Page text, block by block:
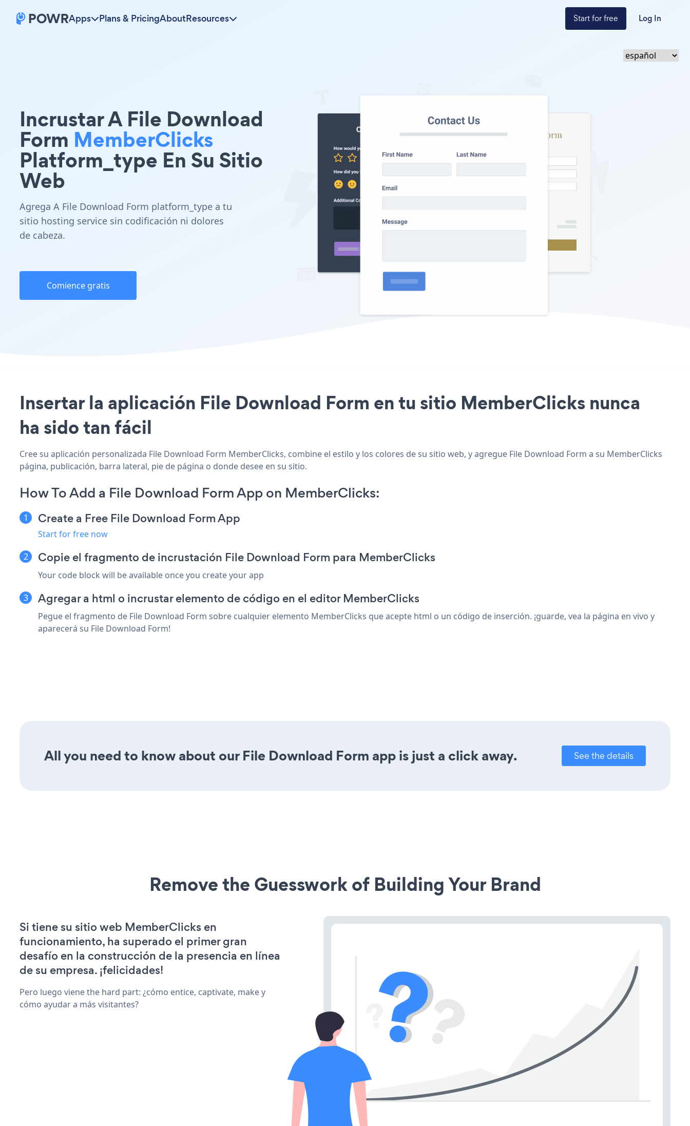
Apps Plans & PricingAboutResources Start for free Log In
Incrustar A File Download
Form MemberClicks
Platform_type En Su Sitio
Web
Agrega A File Download Form platform_type a tu
sitio hosting service sin codificación ni dolores
de cabeza.
Comience gratis
Insertar la aplicación File Download Form en tu sitio MemberClicks nunca
ha sido tan fácil
Cree su aplicación personalizada File Download Form MemberClicks, combine el estilo y los colores de su sitio web, y agregue File Download Form a su MemberClicks
página, publicación, barra lateral, pie de página o donde desee en su sitio.
How To Add a File Download Form App on MemberClicks:
Create a Free File Download Form App
Start for free now
Copie el fragmento de incrustación File Download Form para MemberClicks
Your code block will be available once you create your app
Agregar a html o incrustar elemento de código en el editor MemberClicks
Pegue el fragmento de File Download Form sobre cualquier elemento MemberClicks que acepte html o un código de inserción. ¡guarde, vea la página en vivo y
aparecerá su File Download Form!
All you need to know about our File Download Form app is just a click away. See the details
Remove the Guesswork of Building Your Brand
Si tiene su sitio web MemberClicks en
funcionamiento, ha superado el primer gran
desafío en la construcción de la presencia en línea
de su empresa. ¡felicidades!
Pero luego viene the hard part: ¿cómo entice, captivate, make y
cómo ayudar a más visitantes?